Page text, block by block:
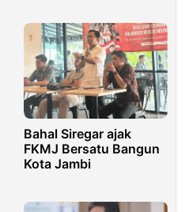
Bahal Siregar ajak
FKMJ Bersatu Bangun
Kota Jambi